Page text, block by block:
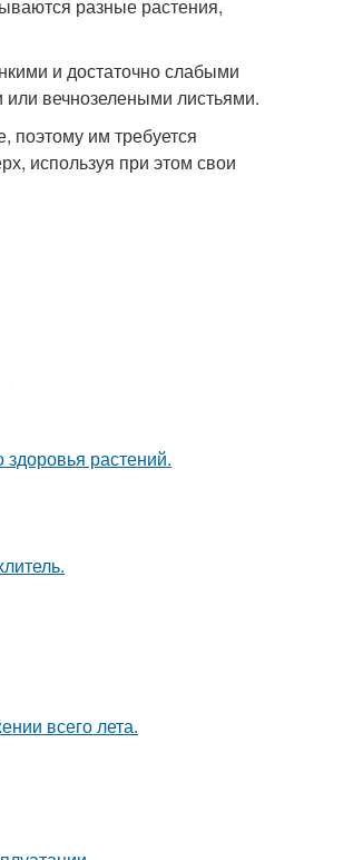
разные растения,
и достаточно слабыми
вечнозелеными листьями.
поэтому им требуется
используя при этом свои
здоровья растений.
всего лета.